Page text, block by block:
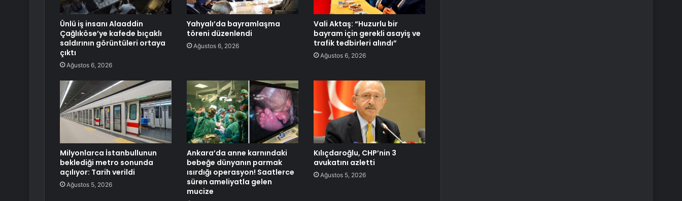
Ünlü iş insanı Alaaddin
Çağlıköse’ye kafede bıçaklı
saldırının görüntüleri ortaya
çıktı
Ağustos 6, 2026
Yahyalı’da bayramlaşma
töreni düzenlendi
Ağustos 6, 2026
Vali Aktaş: “Huzurlu bir
bayram için gerekli asayiş ve
trafik tedbirleri alındı”
Ağustos 6, 2026
Milyonlarca İstanbullunun
beklediği metro sonunda
açılıyor: Tarih verildi
Ağustos 5, 2026
Ankara’da anne karnındaki
bebeğe dünyanın parmak
ısırdığı operasyon! Saatlerce
süren ameliyatla gelen
mucize
Kılıçdaroğlu, CHP’nin 3
avukatını azletti
Ağustos 5, 2026